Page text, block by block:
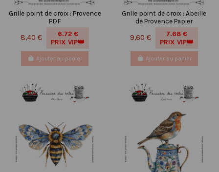
Grille point de croix : Provence
PDF
8,40 €
6.72 €
PRIX VIP👑
Ajouter au panier
Grille point de croix : Abeille
de Provence Papier
9,60 €
7.68 €
PRIX VIP👑
Ajouter au panier